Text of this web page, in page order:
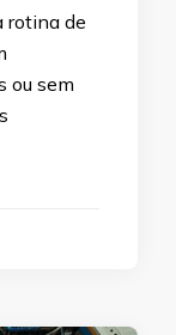
rotina de
ou sem